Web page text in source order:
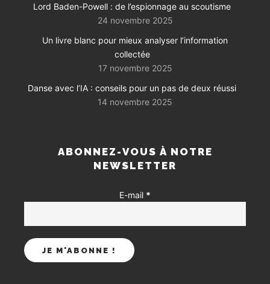
Lord Baden-Powell : de l’espionnage au scoutisme
24 novembre 2025
Un livre blanc pour mieux analyser l’information
collectée
17 novembre 2025
Danse avec l’IA : conseils pour un pas de deux réussi
14 novembre 2025
ABONNEZ-VOUS À NOTRE
NEWSLETTER
E-mail *